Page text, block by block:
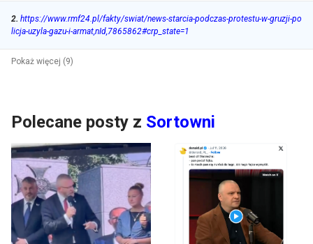
2. https://www.rmf24.pl/fakty/swiat/news-starcia-podczas-protestu-w-gruzji-po
licja-uzyla-gazu-i-armat,nId,7865862#crp_state=1
Pokaż więcej (9)
Polecane posty z Sortowni